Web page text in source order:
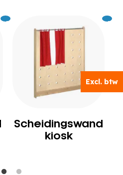
Excl. btw
Excl.
Scheidingswand
kiosk
Excl.